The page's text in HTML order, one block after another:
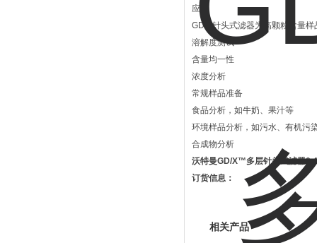
应用
GD/X针头式滤器为高颗粒含量
溶解度测试
含量均一性
浓度分析
常规样品准备
食品分析，如牛奶、果汁等
环境样品分析，如污水、有机污
合成物分析
沃特曼GD/X™多层针头式滤器
订货信息：
相关产品